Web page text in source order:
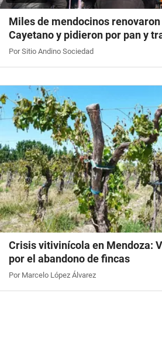
Miles de mendocinos renovaron
Cayetano y pidieron por pan y
Por Sitio Andino Sociedad
Crisis vitivinícola en Mendoza:
por el abandono de fincas
Por Marcelo López Álvarez